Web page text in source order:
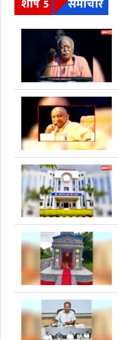
शीर्ष 5 समाचार